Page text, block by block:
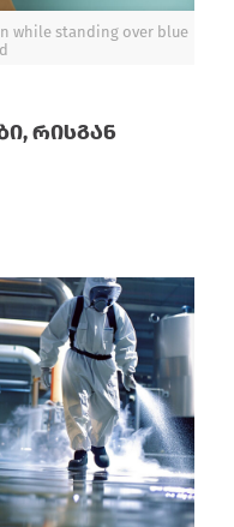
while standing over blue
რისგან